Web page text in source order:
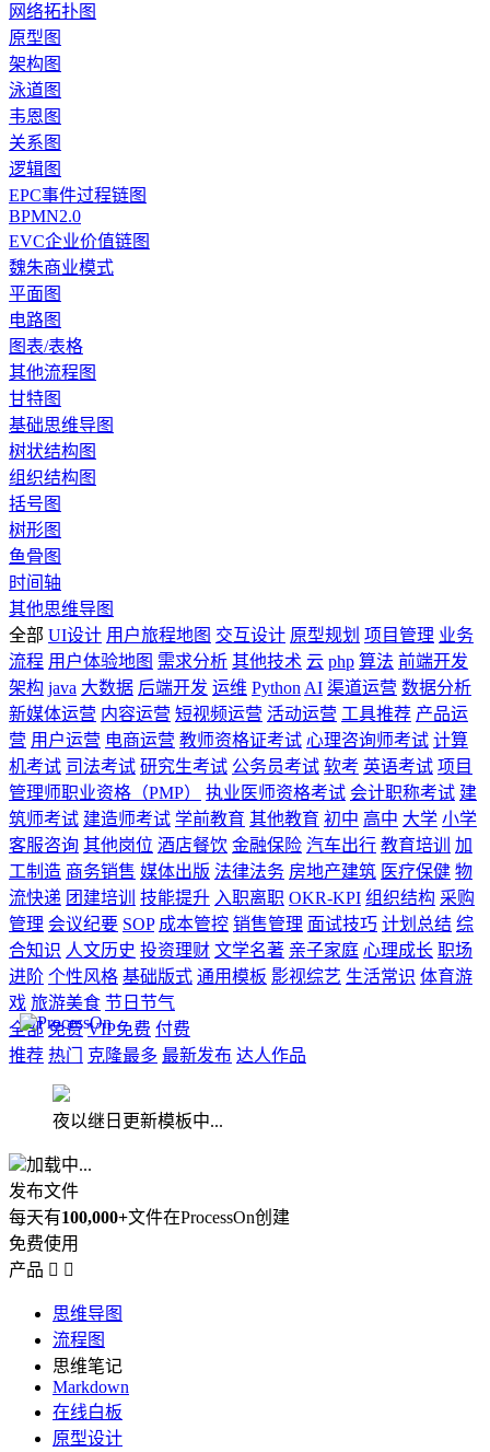
网络拓扑图
原型图
架构图
泳道图
韦恩图
关系图
逻辑图
EPC事件过程链图
BPMN2.0
EVC企业价值链图
魏朱商业模式
平面图
电路图
图表/表格
其他流程图
甘特图
基础思维导图
树状结构图
组织结构图
括号图
树形图
鱼骨图
时间轴
其他思维导图
全部 UI设计 用户旅程地图 交互设计 原型规划 项目管理 业务
流程 用户体验地图 需求分析 其他技术 云 php 算法 前端开发
架构 java 大数据 后端开发 运维 Python AI 渠道运营 数据分析
新媒体运营 内容运营 短视频运营 活动运营 工具推荐 产品运
营 用户运营 电商运营 教师资格证考试 心理咨询师考试 计算
机考试 司法考试 研究生考试 公务员考试 软考 英语考试 项目
管理师职业资格（PMP）
执业医师资格考试 会计职称考试 建
筑师考试 建造师考试 学前教育 其他教育 初中 高中 大学 小学
客服咨询 其他岗位 酒店餐饮 金融保险 汽车出行 教育培训
加
工制造 商务销售 媒体出版 法律法务 房地产建筑 医疗保健 物
流快递 团建培训 技能提升 入职离职 OKR-KPI 组织结构 采购
管理 会议纪要 SOP 成本管控 销售管理 面试技巧 计划总结 综
合知识 人文历史 投资理财 文学名著 亲子家庭 心理成长 职场
进阶 个性风格 基础版式 通用模板 影视综艺 生活常识 体育游
戏 旅游美食 节日节气
全部 免费 VIP免费 付费
推荐 热门 克隆最多 最新发布 达人作品
夜以继日更新模板中...
加载中...
发布文件
每天有100,000+文件在ProcessOn创建
免费使用
产品  
思维导图
流程图
思维笔记
Markdown
在线白板
原型设计